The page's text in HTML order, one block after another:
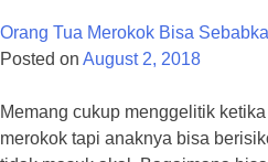
Orang Tua Merokok Bisa
Posted on August 2, 2018
Memang cukup menggelitik
merokok tapi anaknya bisa